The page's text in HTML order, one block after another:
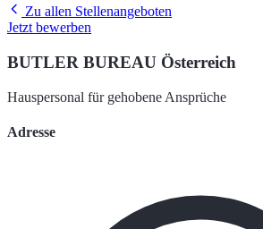
Zu allen Stellenangeboten
Jetzt bewerben
BUTLER BUREAU Österreich
Hauspersonal für gehobene Ansprüche
Adresse